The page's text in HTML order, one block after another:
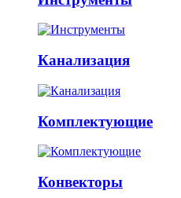
Канализация
Комплектующие
Конвекторы